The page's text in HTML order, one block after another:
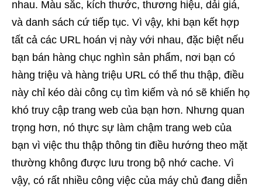
nhau. Màu sắc, kích thước, thương hiệu, dải giá,
và danh sách cứ tiếp tục. Vì vậy, khi bạn kết hợp
tất cả các URL hoán vị này với nhau, đặc biệt nếu
bạn bán hàng chục nghìn sản phẩm, nơi bạn có
hàng triệu và hàng triệu URL có thể thu thập, điều
này chỉ kéo dài công cụ tìm kiếm và nó sẽ khiến họ
khó truy cập trang web của bạn hơn. Nhưng quan
trọng hơn, nó thực sự làm chậm trang web của
bạn vì việc thu thập thông tin điều hướng theo mặt
thường không được lưu trong bộ nhớ cache. Vì
vậy, có rất nhiều công việc của máy chủ đang diễn